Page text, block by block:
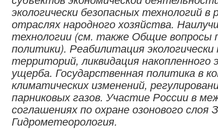
экологически безопасных технологий в
отраслях народного хозяйства.
технологии (см. также Общие вопросы
политики). Реабилитация экологически
территорий, ликвидация накопленного
ущерба. Государственная политика в
климатических изменений,
парниковых газов. Участие России в
соглашениях по охране озонового слоя
Гидрометеорология.